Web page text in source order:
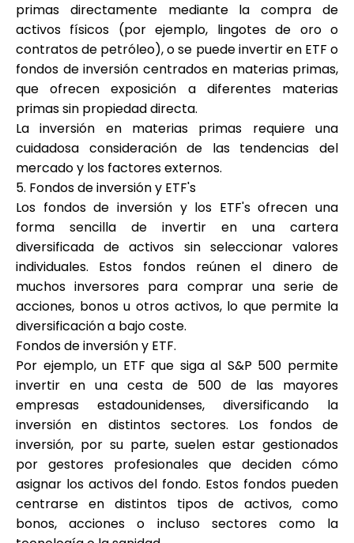
primas directamente mediante la compra de
activos físicos (por ejemplo, lingotes de oro o
contratos de petróleo), o se puede invertir en ETF o
fondos de inversión centrados en materias primas,
que ofrecen exposición a diferentes materias
primas sin propiedad directa.
La inversión en materias primas requiere una
cuidadosa consideración de las tendencias del
mercado y los factores externos.
5. Fondos de inversión y ETF's
Los fondos de inversión y los ETF's ofrecen una
forma sencilla de invertir en una cartera
diversificada de activos sin seleccionar valores
individuales. Estos fondos reúnen el dinero de
muchos inversores para comprar una serie de
acciones, bonos u otros activos, lo que permite la
diversificación a bajo coste.
Fondos de inversión y ETF.
Por ejemplo, un ETF que siga al S&P 500 permite
invertir en una cesta de 500 de las mayores
empresas estadounidenses, diversificando la
inversión en distintos sectores. Los fondos de
inversión, por su parte, suelen estar gestionados
por gestores profesionales que deciden cómo
asignar los activos del fondo. Estos fondos pueden
centrarse en distintos tipos de activos, como
bonos, acciones o incluso sectores como la